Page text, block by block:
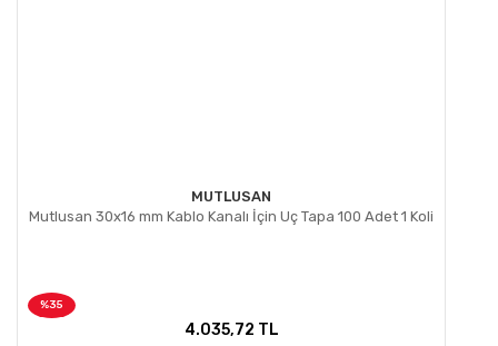
MUTLUSAN
Mutlusan 30x16 mm Kablo Kanalı İçin Uç Tapa 100 Adet 1 Koli
%35
4.035,72 TL